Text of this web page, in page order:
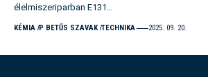
élelmiszeriparban E131…
KÉMIA P BETŰS SZAVAK TECHNIKA 2025. 09. 20.